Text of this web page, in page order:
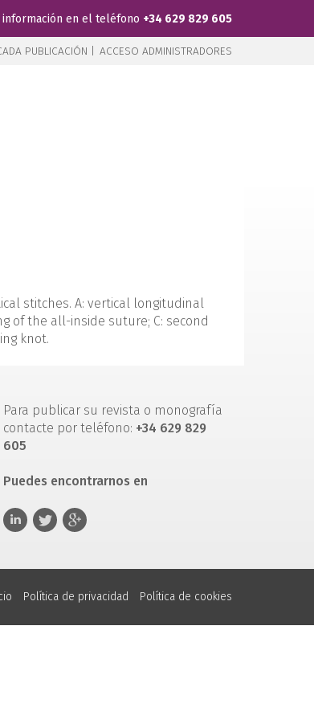
información en el teléfono +34 629 829 605
PUBLICACIÓN | ACCESO ADMINISTRADORES
stitches. A: vertical longitudinal
of the all-inside suture; C: second
knot.
Para publicar su revista o monografía
contacte por teléfono: +34 629 829
605
Puedes encontrarnos en
Política de privacidad Política de cookies